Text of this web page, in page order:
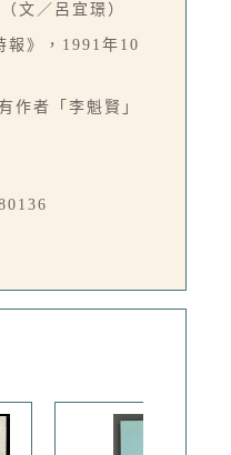
文／呂宜璟）
報》，1991年10
作者「李魁賢」